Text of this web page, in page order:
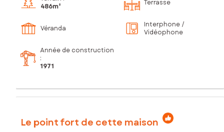
486m²
Terrasse
Véranda
Interphone /
Vidéophone
Année de construction
:
1971
Le point fort de cette maison